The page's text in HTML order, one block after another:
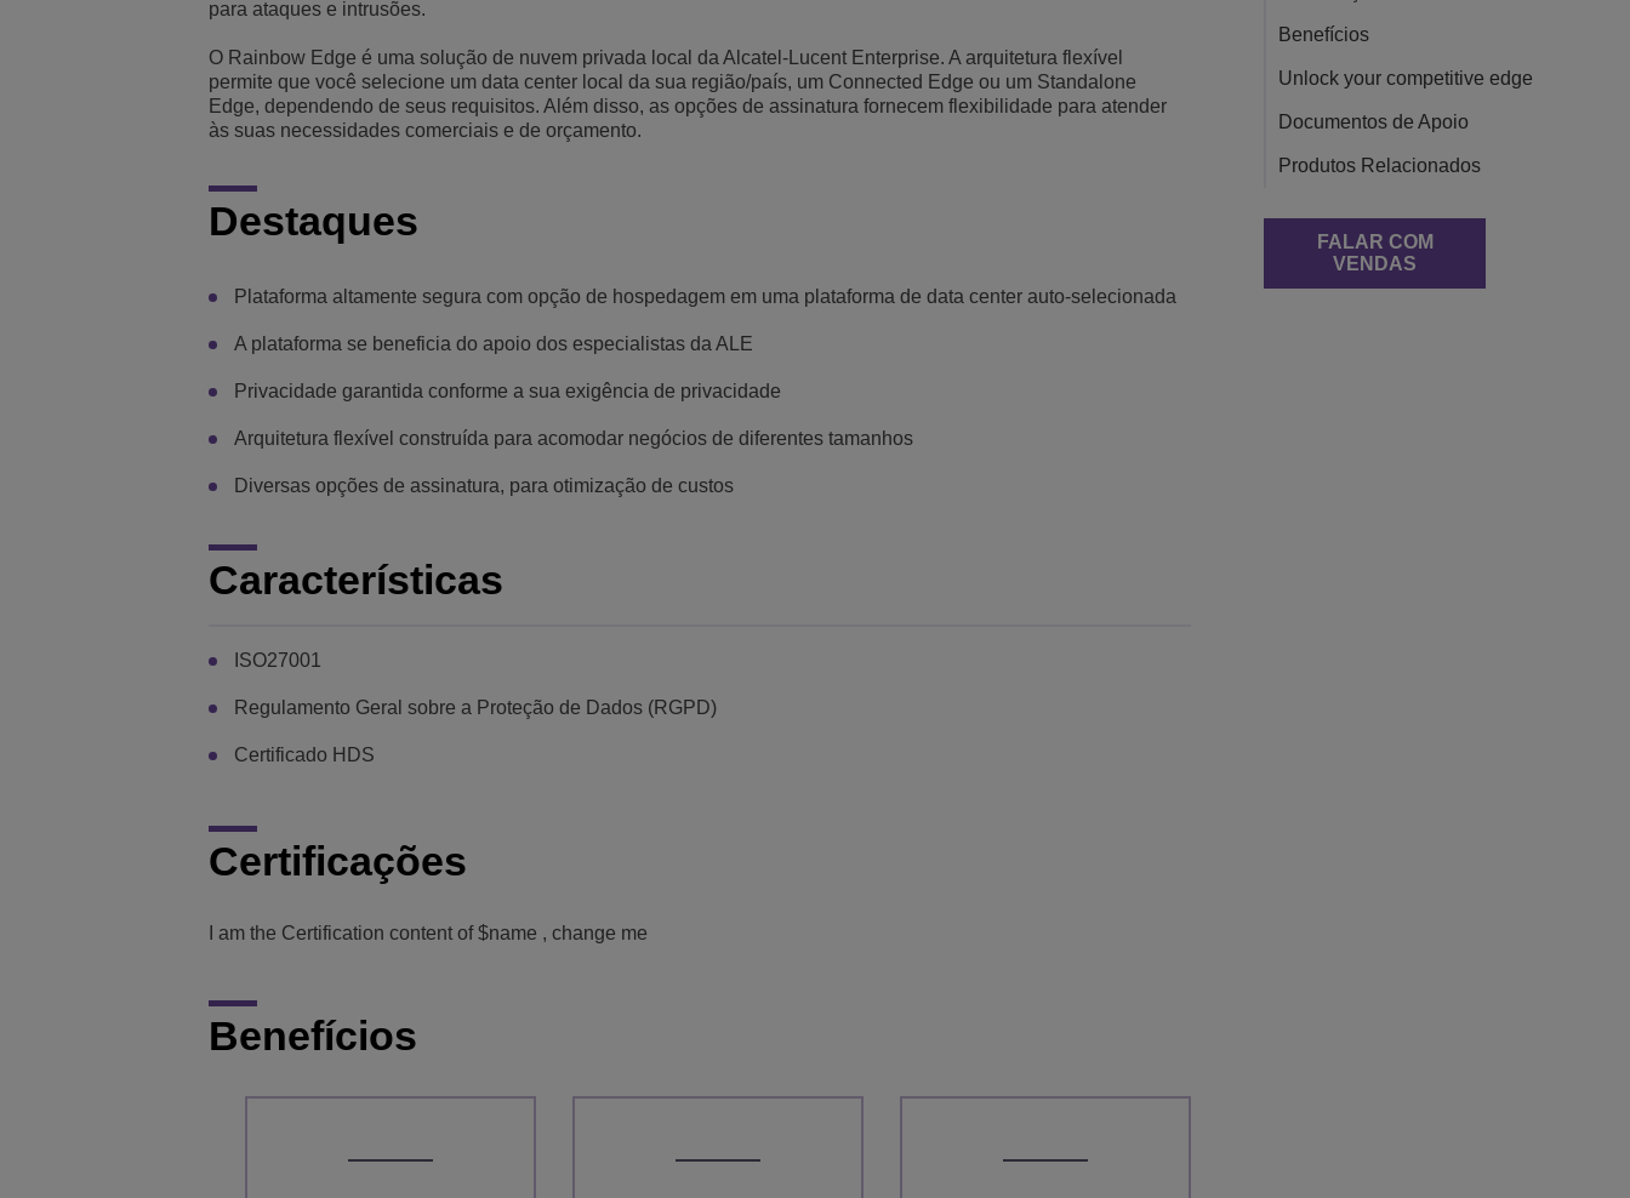
Pequenas e Médias Empresas (PMEs)
Tudo como Serviço (XaaS)
para ataques e intrusões.
O Rainbow Edge é uma solução de nuvem privada local da Alcatel-Lucent Enterprise. A arquitetura flexível
permite que você selecione um data center local da sua região/país, um Connected Edge ou um Standalone
Edge, dependendo de seus requisitos. Além disso, as opções de assinatura fornecem flexibilidade para atender
às suas necessidades comerciais e de orçamento.
Destaques
Plataforma altamente segura com opção de hospedagem em uma plataforma de data center auto-selecionada
A plataforma se beneficia do apoio dos especialistas da ALE
Privacidade garantida conforme a sua exigência de privacidade
Arquitetura flexível construída para acomodar negócios de diferentes tamanhos
Diversas opções de assinatura, para otimização de custos
Características
ISO27001
Regulamento Geral sobre a Proteção de Dados (RGPD)
Certificado HDS
Certificações
I am the Certification content of $name , change me
Benefícios
Benefícios
Unlock your competitive edge
Documentos de Apoio
Produtos Relacionados
FALAR COM
VENDAS